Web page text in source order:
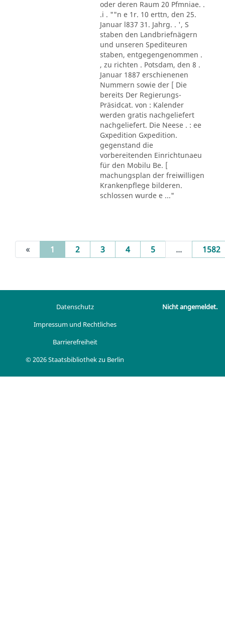
oder deren Raum 20 Pfmniae. .
.i . ""n e 1r. 10 erttn, den 25.
Januar l837 31. Jahrg. . ', S
staben den Landbriefnägern
und unseren Spediteuren
staben, entgegengenommen .
, zu richten . Potsdam, den 8 .
Januar 1887 erschienenen
Nummern sowie der [ Die
bereits Der Regierungs-
Präsidcat. von : Kalender
werden gratis nachgeliefert
nachgeliefert. Die Neese . : ee
Gxpedition Gxpedition.
gegenstand die
vorbereitenden Einrichtunaeu
für den Mobilu Be. [
machungsplan der freiwilligen
Krankenpflege bilderen.
schlossen wurde e ..."
« 1 (current)
2 3 4 5 ... 1582
Datenschutz
Impressum und Rechtliches
Barrierefreiheit
© 2026 Staatsbibliothek zu Berlin
Nicht angemeldet.